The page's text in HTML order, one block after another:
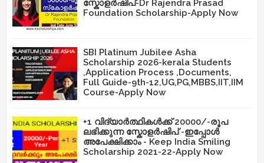
സ്കോളർഷിപ്-Dr Rajendra Prasad
Foundation Scholarship-Apply Now
SBI Platinum Jubilee Asha
Scholarship 2026-kerala Students
,Application Process ,Documents,
Full Guide-9th-12,UG,PG,MBBS,IIT,IIM
Course-Apply Now
+1 വിദ്യാർത്ഥികൾക്ക് 20000/-രൂപ
ലഭിക്കുന്ന സ്കോളർഷിപ് -ഇപ്പോൾ
അപേക്ഷിക്കാം - Keep India Smiling
Scholarship 2021-22-Apply Now